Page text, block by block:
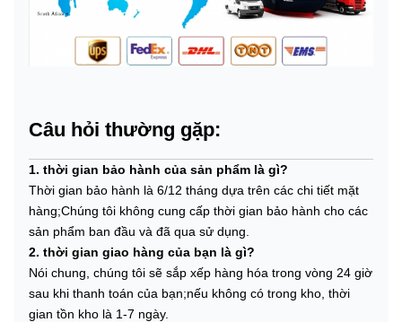
Câu hỏi thường gặp:
1. thời gian bảo hành của sản phẩm là gì?
Thời gian bảo hành là 6/12 tháng dựa trên các chi tiết mặt
hàng;Chúng tôi không cung cấp thời gian bảo hành cho các
sản phẩm ban đầu và đã qua sử dụng.
2. thời gian giao hàng của bạn là gì?
Nói chung, chúng tôi sẽ sắp xếp hàng hóa trong vòng 24 giờ
sau khi thanh toán của bạn;nếu không có trong kho, thời
gian tồn kho là 1-7 ngày.